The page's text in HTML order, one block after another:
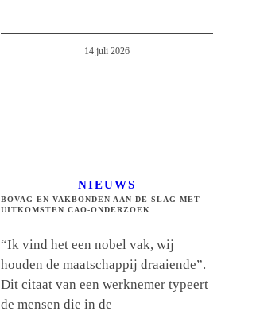
14 juli 2026
NIEUWS
BOVAG EN VAKBONDEN AAN DE SLAG MET
UITKOMSTEN CAO-ONDERZOEK
“Ik vind het een nobel vak, wij
houden de maatschappij draaiende”.
Dit citaat van een werknemer typeert
de mensen die in de